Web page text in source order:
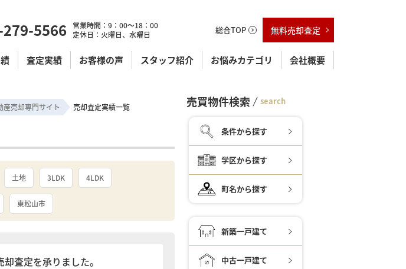
5566
営業時間：9：00～18：00
定休日：火曜日、水曜日
総合TOP 無料売却査定
査定実績 お客様の声 スタッフ紹介 お悩みカテゴリ 会社概要
産売却専門サイト 売却査定実績一覧
土地 3LDK 4LDK
東松山市
査定を承りました。
売買物件検索 search
条件から探す
学区から探す
町名から探す
新築一戸建て
中古一戸建て